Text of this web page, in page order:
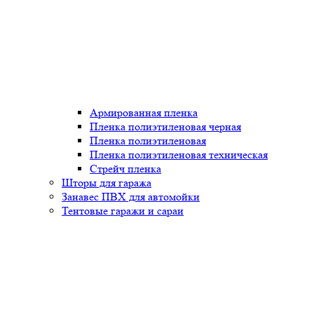
Армированная пленка
Пленка полиэтиленовая черная
Пленка полиэтиленовая
Пленка полиэтиленовая техническая
Стрейч пленка
Шторы для гаража
Занавес ПВХ для автомойки
Тентовые гаражи и сараи